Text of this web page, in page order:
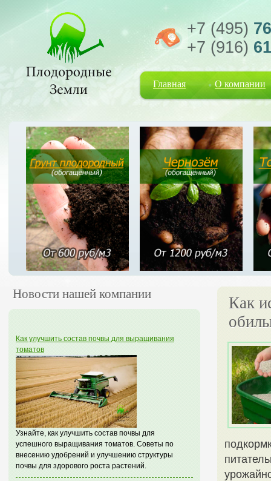
+7 (495)
+7 (916)
Главная О компании
Новости нашей компании
Как улучшить состав почвы для выращивания
томатов
Узнайте, как улучшить состав почвы для
успешного выращивания томатов. Советы по
внесению удобрений и улучшению структуры
почвы для здорового роста растений.
Как